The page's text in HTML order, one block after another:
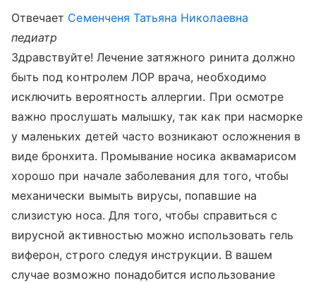
Отвечает Семенченя Татьяна Николаевна
педиатр
Здравствуйте! Лечение затяжного ринита должно
быть под контролем ЛОР врача, необходимо
исключить вероятность аллергии. При осмотре
важно прослушать малышку, так как при насморке
у маленьких детей часто возникают осложнения в
виде бронхита. Промывание носика аквамарисом
хорошо при начале заболевания для того, чтобы
механически вымыть вирусы, попавшие на
слизистую носа. Для того, чтобы справиться с
вирусной активностью можно использовать гель
виферон, строго следуя инструкции. В вашем
случае возможно понадобится использование